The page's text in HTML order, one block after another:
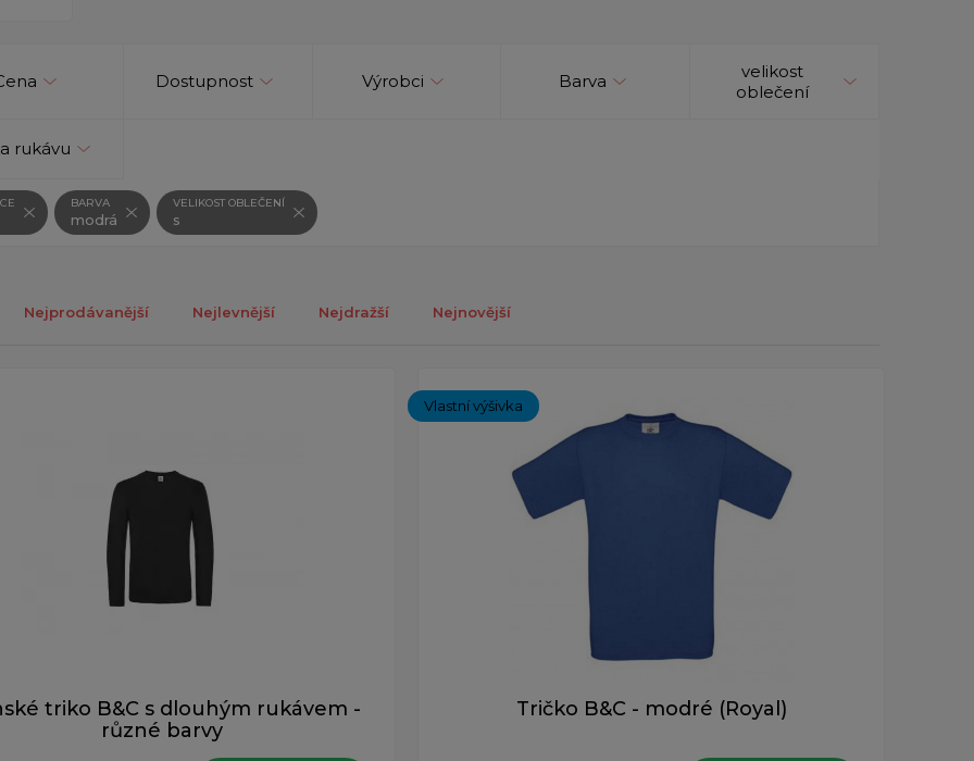
Dostupnost Výrobci Barva
velikost
oblečení
rukávu
BARVA
modrá
VELIKOST OBLEČENÍ
s
Nejprodávanější Nejlevnější Nejdražší Nejnovější
triko B&C s dlouhým rukávem -
různé barvy
Vlastní výšivka
Tričko B&C - modré (Royal)